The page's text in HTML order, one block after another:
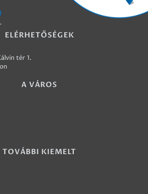
ELÉRHETŐSÉGEK
tér 1.
A VÁROS
TOVÁBBI KIEMELT